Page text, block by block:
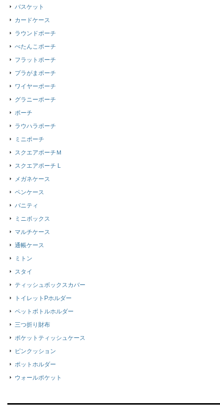
バスケット
カードケース
ラウンドポーチ
ぺたんこポーチ
フラットポーチ
プラがまポーチ
ワイヤーポーチ
グラニーポーチ
ポーチ
ラウハラポーチ
ミニポーチ
スクエアポーチＭ
スクエアポーチ L
メガネケース
ペンケース
バニティ
ミニボックス
マルチケース
通帳ケース
ミトン
スタイ
ティッシュボックスカバー
トイレットPホルダー
ペットボトルホルダー
三つ折り財布
ポケットティッシュケース
ピンクッション
ポットホルダー
ウォールポケット